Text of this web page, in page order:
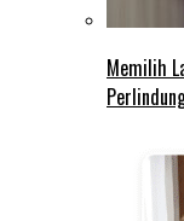
Memilih